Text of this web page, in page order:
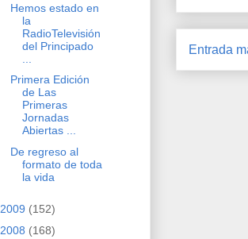
Entrada
Hemos estado en
la
RadioTelevisión
del Principado
Primera Edición
de Las
Primeras
Jornadas
Abiertas ...
De regreso al
formato de toda
la vida
2009 (152)
2008 (168)